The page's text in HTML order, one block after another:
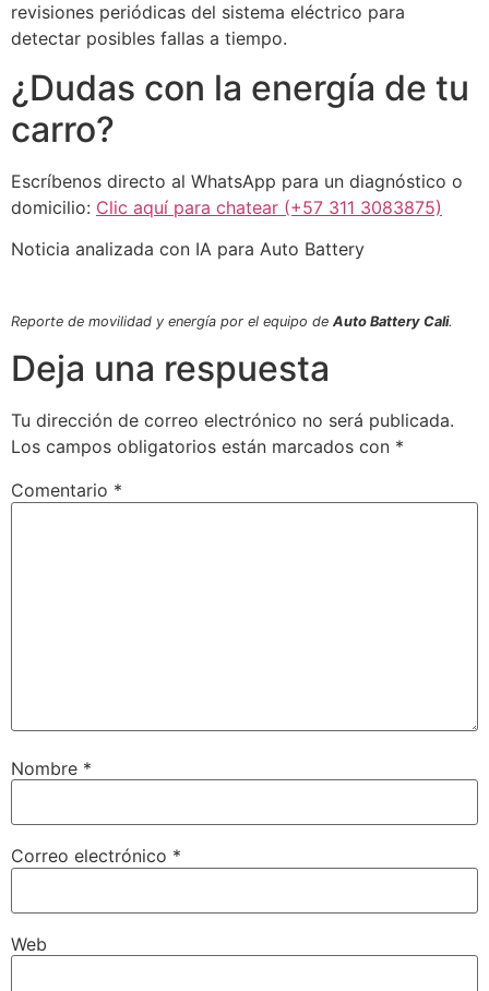
revisiones periódicas del sistema eléctrico para
detectar posibles fallas a tiempo.
¿Dudas con la energía de tu
carro?
Escríbenos directo al WhatsApp para un diagnóstico o
domicilio: Clic aquí para chatear (+57 311 3083875)
Noticia analizada con IA para Auto Battery
Reporte de movilidad y energía por el equipo de Auto Battery Cali.
Deja una respuesta
Tu dirección de correo electrónico no será publicada.
Los campos obligatorios están marcados con *
Comentario *
Nombre *
Correo electrónico *
Web